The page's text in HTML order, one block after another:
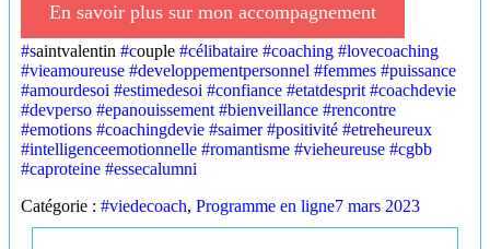
En savoir plus sur mon accompagnement
#saintvalentin #couple #célibataire #coaching #lovecoaching
#vieamoureuse #developpementpersonnel #femmes #puissance
#amourdesoi #estimedesoi #confiance #etatdesprit #coachdevie
#devperso #epanouissement #bienveillance #rencontre
#emotions #coachingdevie #saimer #positivité #etreheureux
#intelligenceemotionnelle #romantisme #vieheureuse #cgbb
#caproteine #essecalumni
Catégorie : #viedecoach, Programme en ligne7 mars 2023